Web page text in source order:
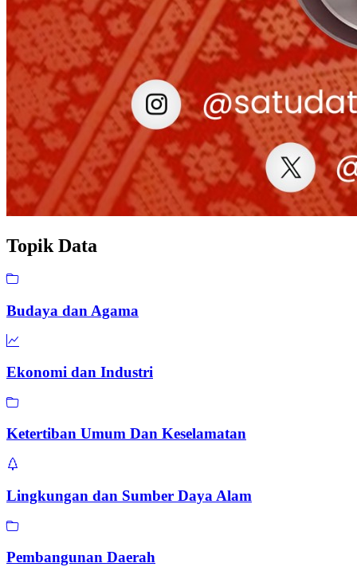
Topik Data
Budaya dan Agama
Ekonomi dan Industri
Ketertiban Umum Dan Keselamatan
Lingkungan dan Sumber Daya Alam
Pembangunan Daerah